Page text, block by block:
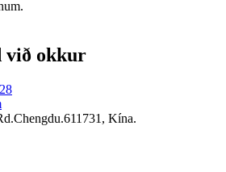
við okkur
Kína.